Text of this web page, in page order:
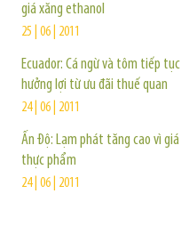
giá xăng ethanol
25 | 06 | 2011
Ecuador: Cá ngừ và tôm tiếp tục
hưởng lợi từ ưu đãi thuế quan
24 | 06 | 2011
Ấn Độ: Lạm phát tăng cao vì giá
thực phẩm
24 | 06 | 2011